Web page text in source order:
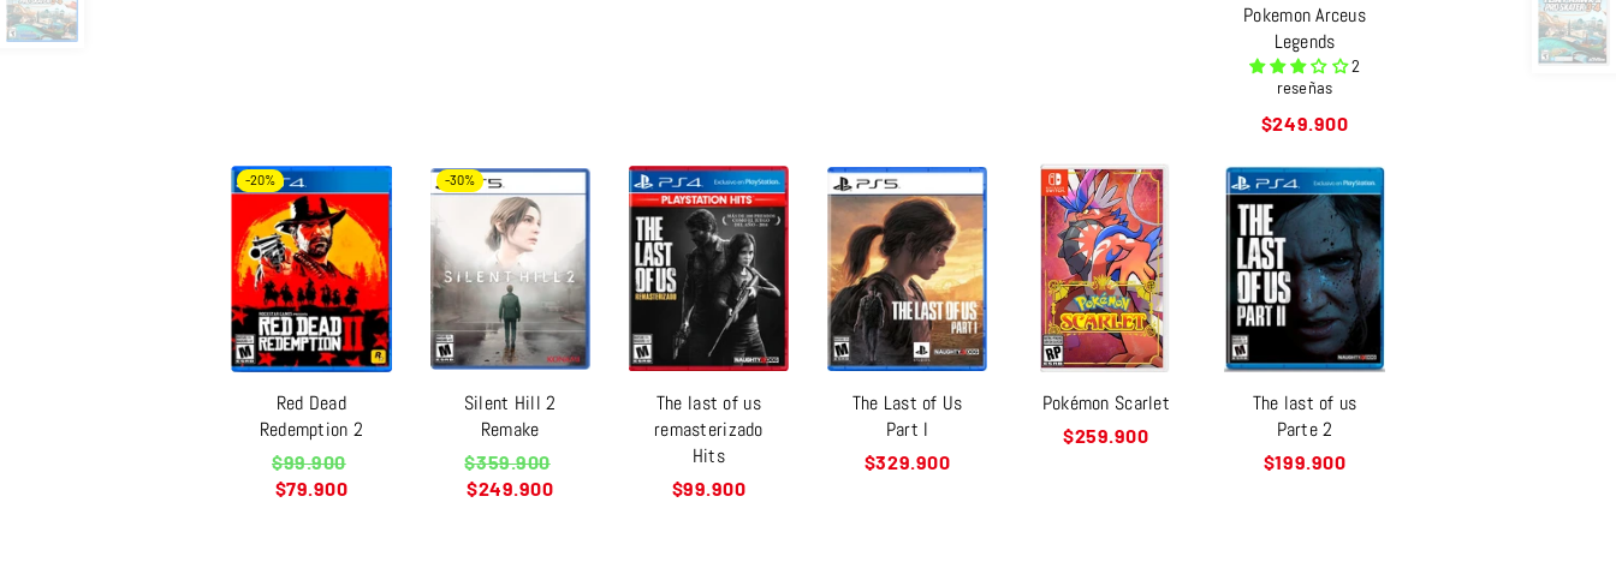
Pokemon Arceus
Legends
2
reseñas
Precio
$249.900
-20%
Red Dead
Redemption 2
Precio
habitual
$99.900
$79.900
-30%
Silent Hill 2
Remake
Precio
habitual
$359.900
$249.900
The last of us
remasterizado
Hits
Precio
$99.900
The Last of Us
Part I
Precio
$329.900
Pokémon Scarlet
Precio
$259.900
The last of us
Parte 2
Precio
$199.900